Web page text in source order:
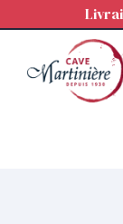
Panneau de